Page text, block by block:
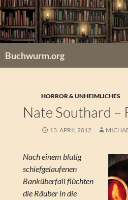
Zum
Inhalt
springen
Buchwurm.org
HORROR & UNHEIMLICHES
Nate Southard –
13. APRIL 2012
Nach einem blutig
schiefgelaufenen
Banküberfall flüchten
die Räuber in die